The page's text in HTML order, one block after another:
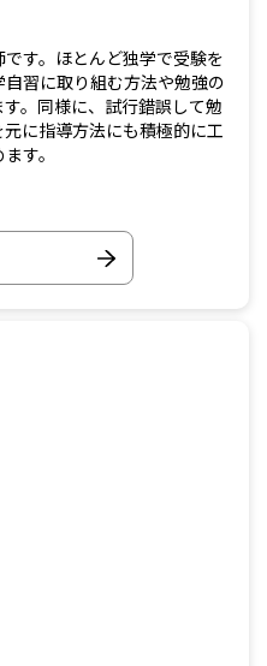
す。ほとんど独学で受験を
習に取り組む方法や勉強の
。同様に、試行錯誤して勉
に指導方法にも積極的に工
す。